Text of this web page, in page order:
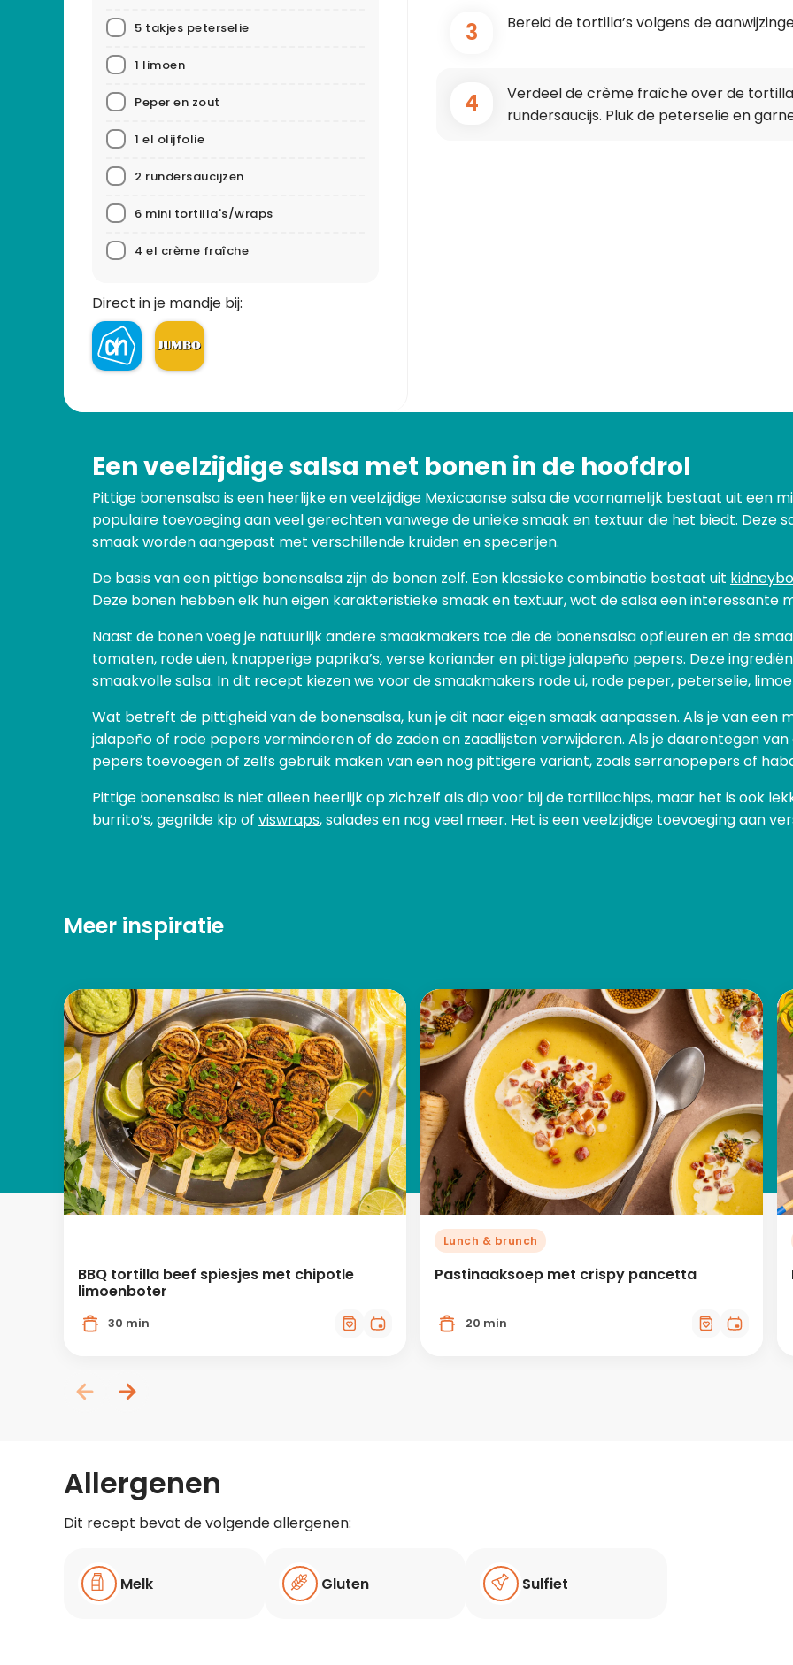
5 takjes peterselie
1 limoen
Peper en zout
1 el olijfolie
2 rundersaucijzen
6 mini tortilla's/wraps
4 el crème fraîche
Direct in je mandje bij:
3 Bereid de tortilla’s volgens de
4
Verdeel de crème fraîche over de
rundersaucijs. Pluk de peterselie en
Een veelzijdige salsa met bonen in de hoofdrol
Pittige bonensalsa is een heerlijke en veelzijdige Mexicaanse salsa die voornamelijk bestaat uit een
populaire toevoeging aan veel gerechten vanwege de unieke smaak en textuur die het biedt. Deze
smaak worden aangepast met verschillende kruiden en specerijen.
De basis van een pittige bonensalsa zijn de bonen zelf. Een klassieke combinatie bestaat uit
Deze bonen hebben elk hun eigen karakteristieke smaak en textuur, wat de salsa een interessante
Naast de bonen voeg je natuurlijk andere smaakmakers toe die de bonensalsa opfleuren en de
tomaten, rode uien, knapperige paprika’s, verse koriander en pittige jalapeño pepers. Deze
smaakvolle salsa. In dit recept kiezen we voor de smaakmakers rode ui, rode peper, peterselie,
Wat betreft de pittigheid van de bonensalsa, kun je dit naar eigen smaak aanpassen. Als je van een
jalapeño of rode pepers verminderen of de zaden en zaadlijsten verwijderen. Als je daarentegen
pepers toevoegen of zelfs gebruik maken van een nog pittigere variant, zoals serranopepers of
Pittige bonensalsa is niet alleen heerlijk op zichzelf als dip voor bij de tortillachips, maar het is ook
burrito’s, gegrilde kip of viswraps, salades en nog veel meer. Het is een veelzijdige toevoeging aan
Meer inspiratie
BBQ tortilla beef spiesjes met chipotle
limoenboter
30 min
Lunch & brunch
Pastinaaksoep met crispy pancetta
20 min
Allergenen
Dit recept bevat de volgende allergenen:
Melk Gluten Sulfiet